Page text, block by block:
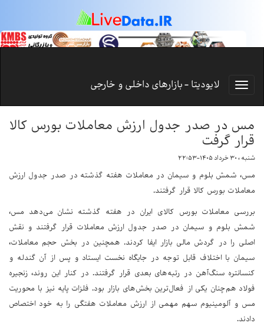
لایودیتا - بازارهای داخلی و خارجی
مس در صدر جدول ارزش معاملات بورس کالا
قرار گرفت
شنبه ، ۳۰ خرداد ۱۴۰۵-۲۲:۵۳
مس، شمش بلوم و سیمان در معاملات هفته گذشته در صدر جدول ارزش
معاملات بورس کالا قرار گرفتند.
بررسی معاملات بورس کالای ایران در هفته گذشته نشان می‌دهد مس،
شمش بلوم و سیمان در صدر جدول ارزش معاملات قرار گرفتند و نقش
اصلی را در گردش مالی بازار ایفا کردند. همچنین در بخش حجم معاملات،
سیمان با اختلاف قابل توجه در جایگاه نخست ایستاد و پس از آن گندله و
کنسانتره سنگ‌آهن در رتبه‌های بعدی قرار گرفتند. در کنار این روند، زنجیره
فولاد هم‌چنان یکی از فعال‌ترین بخش‌های بازار بود. فلزات پایه نیز با محوریت
مس و آلومینیوم سهم مهمی از ارزش معاملات هفتگی را به خود اختصاص
دادند.